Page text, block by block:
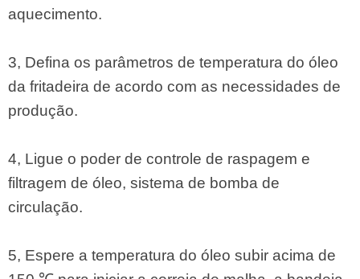
aquecimento.
3, Defina os parâmetros de temperatura do óleo
da fritadeira de acordo com as necessidades de
produção.
4, Ligue o poder de controle de raspagem e
filtragem de óleo, sistema de bomba de
circulação.
5, Espere a temperatura do óleo subir acima de